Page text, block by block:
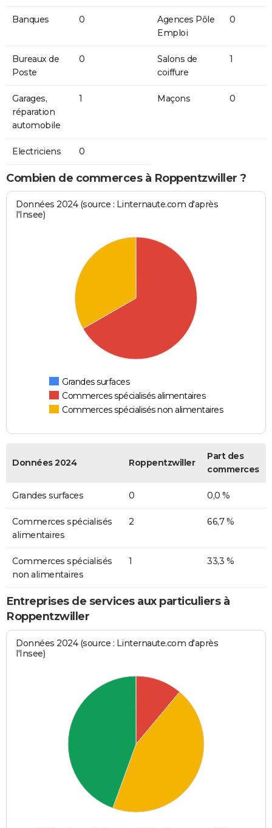
Banques 0
Agences Pôle
Emploi
0
Bureaux de
Poste
0
Salons de
coiffure
1
Garages,
réparation
automobile
1 Maçons 0
Electriciens 0
Combien de commerces à Roppentzwiller ?
Données 2024 (source : Linternaute.com d'après
l'Insee)
Grandes surfaces
Commerces spécialisés alimentaires
Commerces spécialisés non alimentaires
Données 2024 Roppentzwiller
Part des
commerces
Grandes surfaces 0 0,0 %
Commerces spécialisés
alimentaires
2 66,7 %
Commerces spécialisés
non alimentaires
1 33,3 %
Entreprises de services aux particuliers à
Roppentzwiller
Données 2024 (source : Linternaute.com d'après
l'Insee)